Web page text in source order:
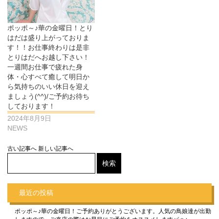
ポッポ～♪華の金曜日！とり
はだは盛り上がっておりま
す！！お仕事終わりは是非
とりはだへお越し下さい！
一週間お仕事で疲れた身
体・心すべて癒して明日か
ら気持ちのいい休日を迎え
ましょう(^^)/ご予約お待ち
しております！
2024年8月9日
NEWS
古い記事へ 新しい記事へ
最近の投稿
ポッポ～♪華の金曜日！ご予約ありがとうございます。人気の鳥娘達が出勤